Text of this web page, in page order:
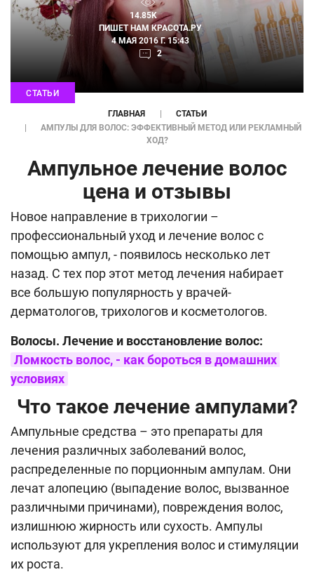
14.85K
ПИШЕТ НАМ КРАСОТА.РУ
4 МАЯ 2016 Г. 15:43
2
СТАТЬИ
ГЛАВНАЯ
СТАТЬИ
АМПУЛЫ ДЛЯ ВОЛОС: ЭФФЕКТИВНЫЙ МЕТОД ИЛИ РЕКЛАМНЫЙ
ХОД?
Ампульное лечение волос
цена и отзывы
Новое направление в трихологии –
профессиональный уход и лечение волос с
помощью ампул, - появилось несколько лет
назад. С тех пор этот метод лечения набирает
все большую популярность у врачей-
дерматологов, трихологов и косметологов.
Волосы. Лечение и восстановление волос:
Ломкость волос, - как бороться в домашних
условиях
Что такое лечение ампулами?
Ампульные средства – это препараты для
лечения различных заболеваний волос,
распределенные по порционным ампулам. Они
лечат алопецию (выпадение волос, вызванное
различными причинами), повреждения волос,
излишнюю жирность или сухость. Ампулы
используют для укрепления волос и стимуляции
их роста.